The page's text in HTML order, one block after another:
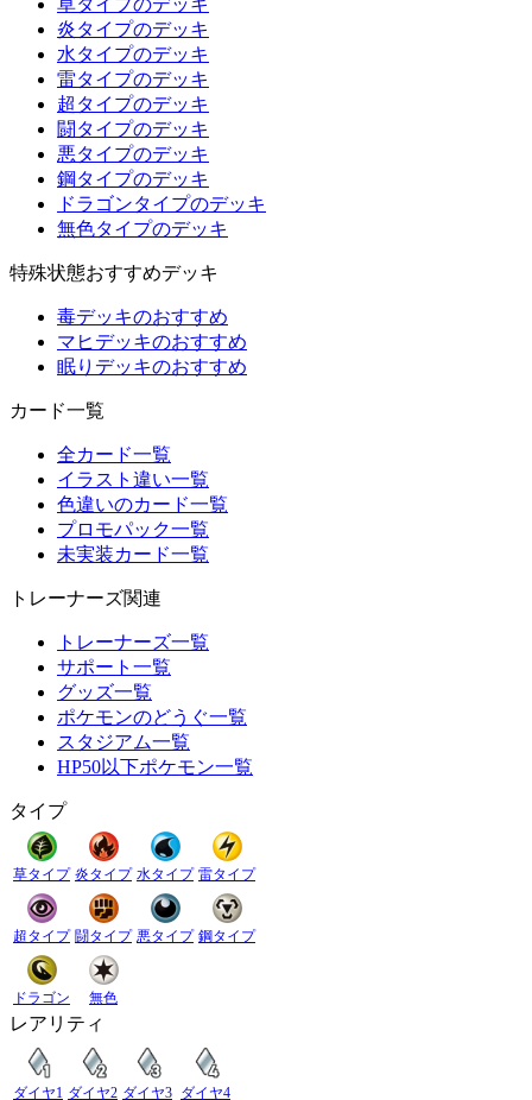
草タイプのデッキ
炎タイプのデッキ
水タイプのデッキ
雷タイプのデッキ
超タイプのデッキ
闘タイプのデッキ
悪タイプのデッキ
鋼タイプのデッキ
ドラゴンタイプのデッキ
無色タイプのデッキ
特殊状態おすすめデッキ
毒デッキのおすすめ
マヒデッキのおすすめ
眠りデッキのおすすめ
カード一覧
全カード一覧
イラスト違い一覧
色違いのカード一覧
プロモパック一覧
未実装カード一覧
トレーナーズ関連
トレーナーズ一覧
サポート一覧
グッズ一覧
ポケモンのどうぐ一覧
スタジアム一覧
HP50以下ポケモン一覧
タイプ
草タイプ 炎タイプ 水タイプ 雷タイプ
超タイプ 闘タイプ 悪タイプ 鋼タイプ
ドラゴン 無色
レアリティ
ダイヤ1 ダイヤ2 ダイヤ3 ダイヤ4